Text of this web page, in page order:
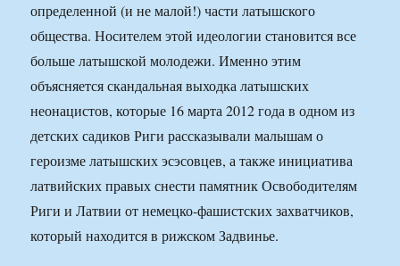
определенной (и не малой!) части латышского
общества. Носителем этой идеологии становится все
больше латышской молодежи. Именно этим
объясняется скандальная выходка латышских
неонацистов, которые 16 марта 2012 года в одном из
детских садиков Риги рассказывали малышам о
героизме латышских эсэсовцев, а также инициатива
латвийских правых снести памятник Освободителям
Риги и Латвии от немецко-фашистских захватчиков,
который находится в рижском Задвинье.